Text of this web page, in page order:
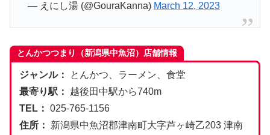
— えにし湯 (@GouraKanna) March 12, 2023
とんかつつまり（新潟県中魚沼）店舗情報
ジャンル：
とんかつ、ラーメン、食堂
最寄り駅：
越後田中駅から740m
TEL： 025-765-1156
住所：
新潟県中魚沼郡津南町大字芦ヶ崎乙203 津南